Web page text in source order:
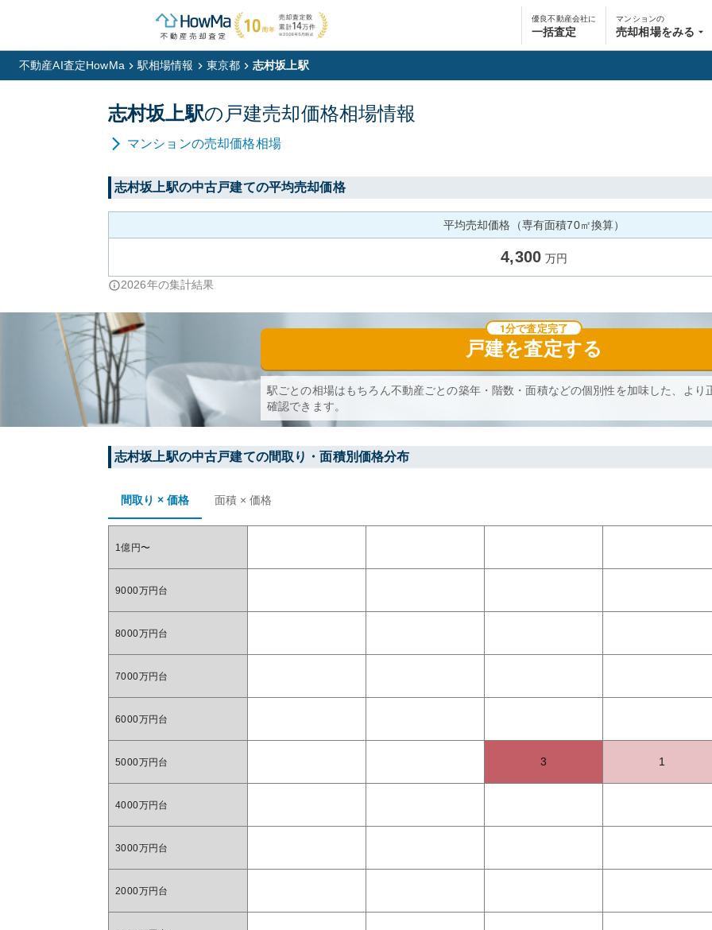
優良不動産会社に
一括査定
マンションの
売却相場をみる
不動産AI査定HowMa 駅相場情報 東京都 志村坂上駅
志村坂上駅の 戸建売却価格相場情報
マンションの売却価格相場
志村坂上駅の中古戸建ての平均売却価格
平均売却価格（専有面積70㎡換算）
4,300 万円
2026年の集計結果
戸建を査定する
1分で査定完了
駅ごとの相場はもちろん不動産ごとの築年・階数・面積などの個別性を加味した、より
確認できます。
志村坂上駅の中古戸建ての間取り・面積別価格分布
間取り × 価格 面積 × 価格
1億円〜
9000万円台
8000万円台
7000万円台
6000万円台
5000万円台 3 1
4000万円台
3000万円台
2000万円台